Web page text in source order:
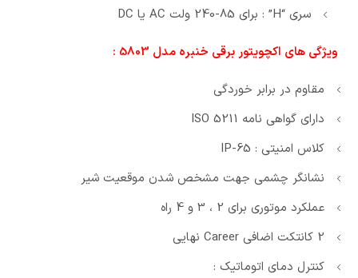
سری “H” : برای 85-240 ولت AC یا DC
ویژگی های اکچویتور برقی خنبره مدل 5803 :
مقاوم در برابر خوردگی
دارای گواهی نامه 5211 ISO
کلاس امنیتی : IP-65
نشانگر چشمی جهت مشخص شدن موقعیت شیر
عملکرد موتوری برای 2 ، 3 و 4 راه
2 کانتکت اضافی Career نهایی
کنترل دمای اتوماتیک :